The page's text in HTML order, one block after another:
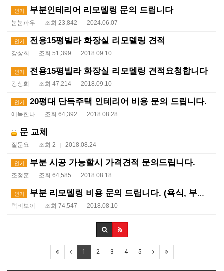
인기 부분인테리어 리모델링 문의 드립니다
붐붐파우 | 조회 23,842 | 2024.06.07
인기 전용15평빌라 화장실 리모델링 견적
강상희 | 조회 51,399 | 2018.09.10
인기 전용15평빌라 화장실 리모델링 견적요청합니다
강상희 | 조회 47,214 | 2018.09.10
인기 20평대 단독주택 인테리어 비용 문의 드립니다.
에녹한나 | 조회 64,392 | 2018.08.28
문 교체
질문요 | 조회 2 | 2018.08.24
인기 부분 시공 가능할시 가격견적 문의드립니다.
조정훈 | 조회 64,585 | 2018.08.18
인기 부분 리모델링 비용 문의 드립니다. (욕식, 부엌, 방…
럭비보이 | 조회 74,547 | 2018.08.10
1 2 3 4 5